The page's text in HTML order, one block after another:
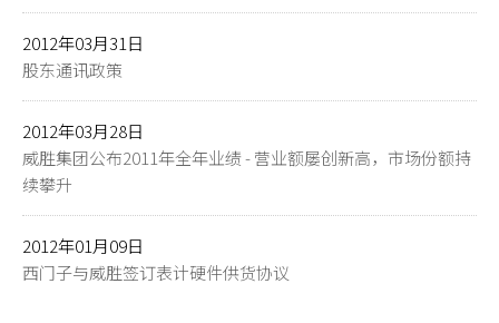
2012年03月31日
股东通讯政策
2012年03月28日
威胜集团公布2011年全年业绩 - 营业额屡创新高，市场份额持
续攀升
2012年01月09日
西门子与威胜签订表计硬件供货协议